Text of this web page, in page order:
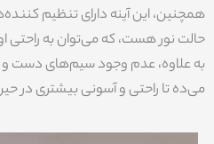
همچنین، این آینه دارای تنظیم
حالت نور هست، که می‌توان به راحتی
به علاوه، عدم وجود سیم‌های دست و پا
می‌ده تا راحتی و آسونی بیشتری در